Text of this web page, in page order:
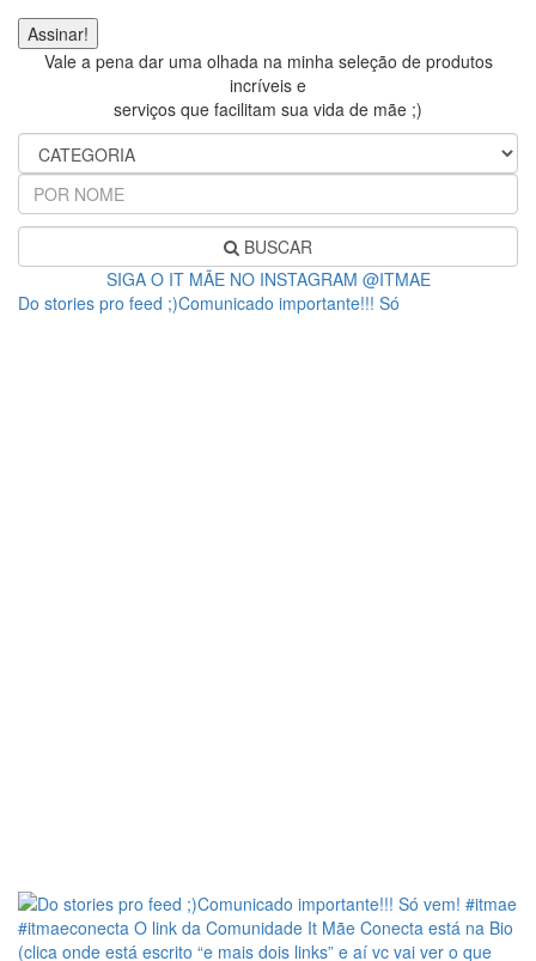
Vale a pena dar uma olhada na minha seleção de produtos
incríveis e
serviços que facilitam sua vida de mãe ;)
BUSCAR
SIGA O IT MÃE NO INSTAGRAM @ITMAE
Do stories pro feed ;)Comunicado importante!!! Só